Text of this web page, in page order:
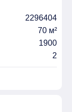
2296404
70 м²
1900
2